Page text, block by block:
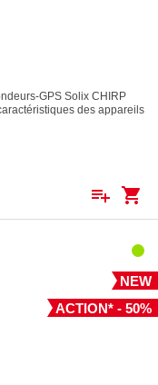
GPS Solix CHIRP
des appareils
playlist_add shopping_cart
NEW
ACTION* - 50%